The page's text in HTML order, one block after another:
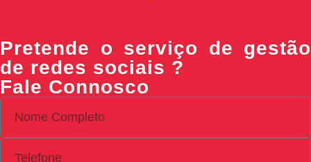
Pretende o serviço de gestão
de redes sociais ?
Fale Connosco